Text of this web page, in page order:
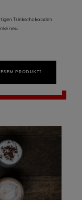
Trinkschokoladen
neu.
PRODUKT?